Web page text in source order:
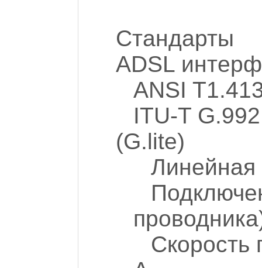
Стандарты
ADSL
ANSI
ITU-T
(G.lite)
Линейная
Скорость